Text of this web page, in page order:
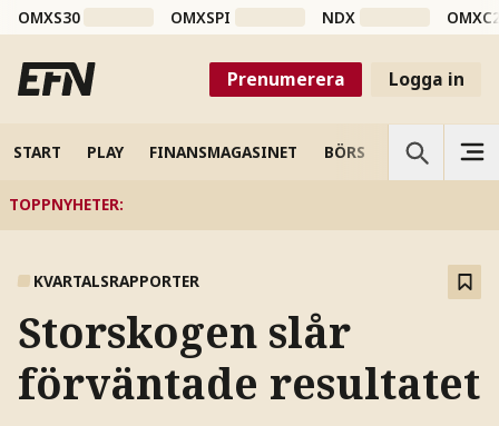
OMXS30 OMXSPI NDX
Prenumerera Logga in
START PLAY FINANSMAGASINET BÖRS VETENSKAP
TOPPNYHETER:
KVARTALSRAPPORTER
Storskogen slår
förväntade resultatet